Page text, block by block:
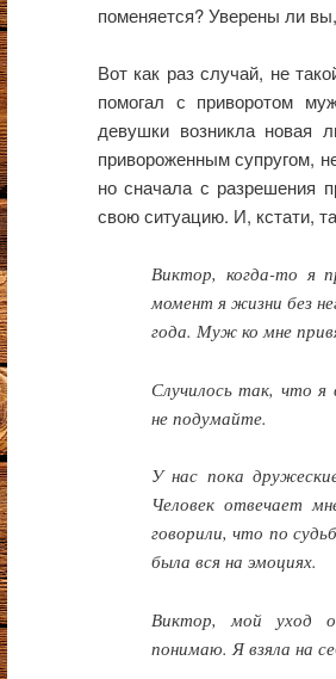
поменяется? Уверены ли
Вот как раз случай, не
помогал с приворотом
девушки возникла новая
привороженным супругом,
но сначала с разрешения
свою ситуацию. И, кстати,
Виктор, когда-то я
момент я жизни без
года. Муж ко мне
Случилось так, что я
не подумайте.
У нас пока
Человек отвечает
говорили, что по
была вся на эмоциях.
Виктор, мой уход
понимаю. Я взяла на